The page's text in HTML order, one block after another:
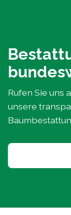
Rufen Sie uns
unsere